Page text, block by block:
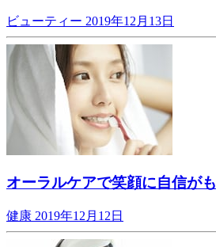
ビューティー 2019年12月13日
オーラルケアで笑顔に自信が
健康 2019年12月12日